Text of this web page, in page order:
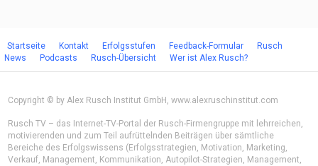
Der ungewöhnliche Weg zur
Gesundheitsorientierung von Alex
Warum wurde Alex Rusch eigentlich
Veganer?
Startseite Kontakt Erfolgsstufen Feedback-Formular
Rusch
News
Podcasts Rusch-Übersicht Wer ist Alex Rusch?
Copyright © by Alex Rusch Institut GmbH, www.alexruschinstitut.com
Rusch TV – das Internet-TV-Portal der Rusch-Firmengruppe mit lehrreichen,
motivierenden und zum Teil aufrüttelnden Beiträgen über sämtliche
Bereiche des Erfolgswissens (Erfolgsstrategien, Motivation, Marketing,
Verkauf, Management, Kommunikation, Autopilot-Strategien, Management,